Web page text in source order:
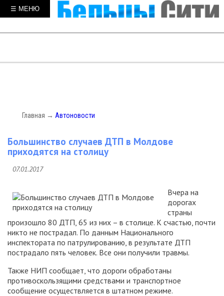
☰ МЕНЮ
Главная → Автоновости
Большинство случаев ДТП в Молдове
приходятся на столицу
07.01.2017
Вчера на
дорогах
страны
произошло 80 ДТП, 65 из них – в столице. К счастью, почти
никто не пострадал. По данным Национального
инспектората по патрулированию, в результате ДТП
пострадало пять человек. Все они получили травмы.
Также НИП сообщает, что дороги обработаны
противоскользящими средствами и транспортное
сообщение осуществляется в штатном режиме.